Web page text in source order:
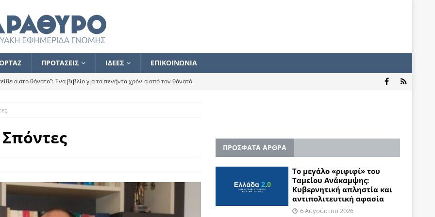
ΠΡΟΤΑΣΕΙΣ ΙΔΕΕΣ ΕΠΙΚΟΙΝΩΝΙΑ
στο θάνατο”: Ένα βιβλίο για τα πενήντα χρόνια από τον θάνατό
ποιος κοροϊδεύει ποιον Αλέξη
ότι δεν υπάρχει παρακολούθηση και κέντρο το οποίο
θερμά όσους σπεύδουν να το ενισχύσουν – Συνεχίζουμε
των εκλογών
ΑΝΑΓΝΩΣΕΙΣ
ΠΡΟΣΦΑΤΑ ΑΡΘΡΑ
Το μεγάλο «ριφιφί» του
Ταμείου Ανάκαμψης:
Κυβερνητική απληστία και
αντιπολιτευτική αφασία
6 Αυγούστου 2026